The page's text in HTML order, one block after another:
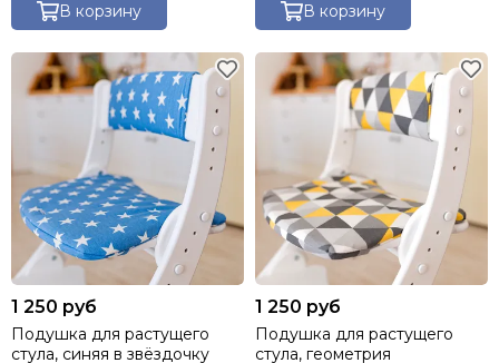
В корзину В корзину
1 250 руб
Подушка для растущего
стула, синяя в звёздочку
1 250 руб
Подушка для растущего
стула, геометрия